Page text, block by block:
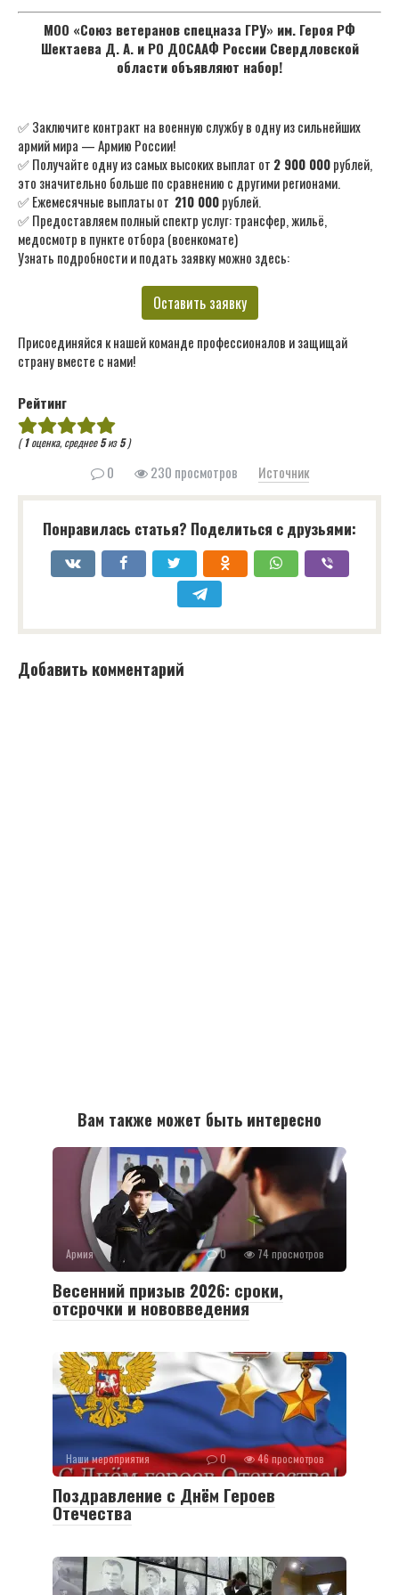
МОО «Союз ветеранов спецназа ГРУ» им. Героя РФ
Шектаева Д. А. и РО ДОСААФ России Свердловской
области объявляют набор!
✅ Заключите контракт на военную службу в одну из сильнейших
армий мира — Армию России!
✅ Получайте одну из самых высоких выплат от 2 900 000рублей,
это значительно больше по сравнению с другими регионами.
✅ Ежемесячные выплаты от 210 000рублей.
✅ Предоставляем полный спектр услуг: трансфер, жильё,
медосмотр в пункте отбора (военкомате)
Узнать подробности и подать заявку можно здесь:
Оставить заявку
Присоединяйся к нашей команде профессионалов и защищай
страну вместе с нами!
Рейтинг
(1оценка, среднее5из5)
0 230 просмотров Источник
Понравилась статья? Поделиться с друзьями:
Добавить комментарий
Вам также может быть интересно
Армия 0 74 просмотров
Весенний призыв 2026: сроки,
отсрочки и нововведения
Наши мероприятия 0 46 просмотров
Поздравление с Днём Героев
Отечества